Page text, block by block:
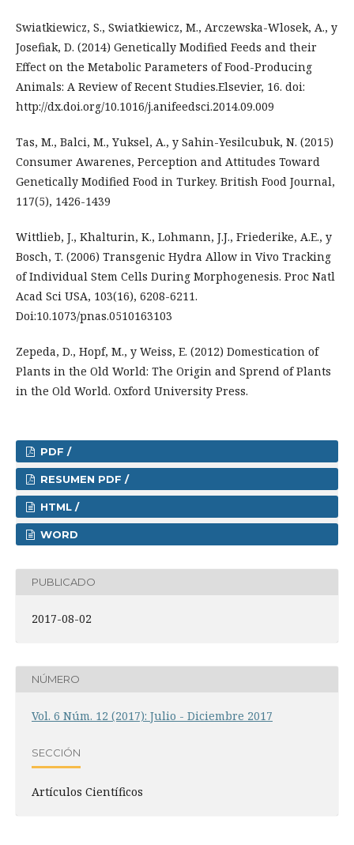
Swiatkiewicz, S., Swiatkiewicz, M., Arczewska-Wlosek, A., y
Josefiak, D. (2014) Genetically Modified Feeds and their
Effect on the Metabolic Parameters of Food-Producing
Animals: A Review of Recent Studies.Elsevier, 16. doi:
http://dx.doi.org/10.1016/j.anifeedsci.2014.09.009
Tas, M., Balci, M., Yuksel, A., y Sahin-Yesilcubuk, N. (2015)
Consumer Awarenes, Perception and Attitudes Toward
Genetically Modified Food in Turkey. British Food Journal,
117(5), 1426-1439
Wittlieb, J., Khalturin, K., Lohmann, J.J., Friederike, A.E., y
Bosch, T. (2006) Transgenic Hydra Allow in Vivo Tracking
of Individual Stem Cells During Morphogenesis. Proc Natl
Acad Sci USA, 103(16), 6208-6211.
Doi:10.1073/pnas.0510163103
Zepeda, D., Hopf, M., y Weiss, E. (2012) Domestication of
Plants in the Old World: The Origin and Sprend of Plants
in the Old World. Oxford University Press.
PDF /
RESUMEN PDF /
HTML /
WORD
PUBLICADO
2017-08-02
NÚMERO
Vol. 6 Núm. 12 (2017): Julio - Diciembre 2017
SECCIÓN
Artículos Científicos